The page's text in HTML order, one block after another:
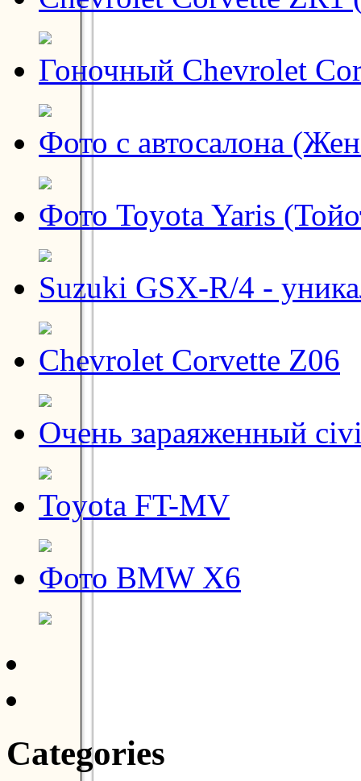
Гоночный Chevrolet
Фото с автосалона
Фото Toyota Yaris
Suzuki GSX-R/4 -
Chevrolet Corvette Z06
Очень зараяженный
Toyota FT-MV
Фото BMW X6
Categories